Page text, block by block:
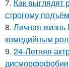
7. Как выглядят
строгому
8. Личная жизнь
комедийным
9. 24-Летняя
дисморфофобии,